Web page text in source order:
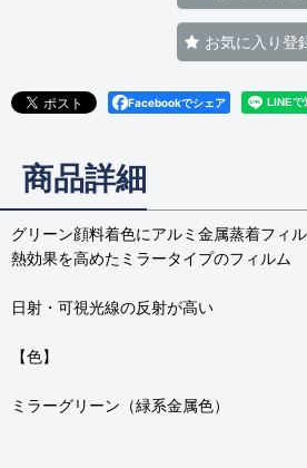
お気に入り登
Facebookでシェア
商品詳細
グリーン顔料着色にアルミ金属蒸着フィ
熱効果を高めたミラータイプのフィルム
日射・可視光線の反射が高い
【色】
ミラーグリーン（緑系金属色）